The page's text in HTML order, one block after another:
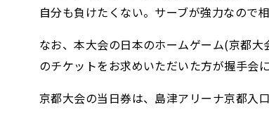
自分も負けたくない。サーブが強力なので
なお、本大会の日本のホームゲーム(京都
のチケットをお求めいただいた方が握手会
京都大会の当日券は、島津アリーナ京都入